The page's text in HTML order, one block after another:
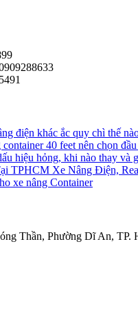
điện khác ắc quy chì thế
40 feet nên chọn
hiệu hỏng, khi nào thay và
TPHCM Xe Nâng Điện,
xe nâng Container
Thần, Phường Dĩ An, TP.